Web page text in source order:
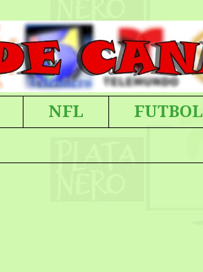
NFL FUTBOL